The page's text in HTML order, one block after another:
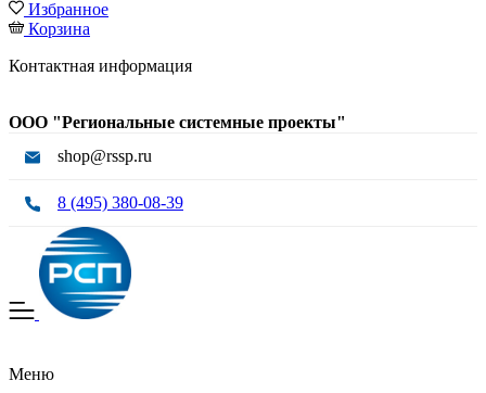
Избранное
Корзина
Контактная информация
ООО "Региональные системные проекты"
shop@rssp.ru
8 (495) 380-08-39
Меню